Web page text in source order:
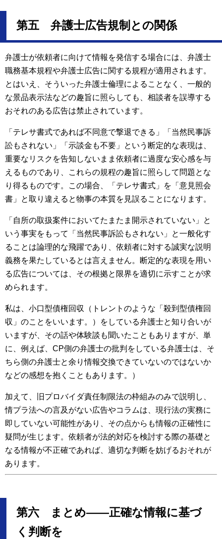
第五 弁護士広告規制との関係
弁護士が依頼者に向けて情報を発信する場合には、弁護士
職務基本規程や弁護士広告に関する規程が適用されます。
とはいえ、そういった弁護士倫理によることなく、一般的
な景品表示法などの趣旨に照らしても、相談者を誤導する
おそれのある広告は禁止されています。
「テレサ書式であれば不同意で撃退できる」「当然民事訴
訟もされない」「示談金も不要」という断定的な表現は、
重要なリスクを告知しないまま依頼者に過度な安心感を与
えるものであり、これらの規程の趣旨に照らして問題とな
り得るものです。この場合、「テレサ書式」を「意見照会
書」と取り違えると物事の本質を見誤ることになります。
「自所の取扱案件においてたまたま開示されていない」と
いう事実をもって「当然民事訴訟もされない」と一般化す
ることは論理的な飛躍であり、依頼者に対する誠実な説明
義務を果たしているとは言えません。断定的な表現を用い
る広告については、その根拠と限界を適切に示すことが求
められます。
私は、小口型債権回収（トレントのような「殺到型債権回
収」のことをいいます。）をしている弁護士と知り合いが
いますが、その話や体験談も聞いたこともありますが、単
に、例えば、CP側の弁護士の批判をしている弁護士は、そ
ちら側の弁護士と余り情報交換できていないのではないか
などの感想を抱くこともあります。）
加えて、旧プロバイダ責任制限法の枠組みのみで説明し、
情プラ法への言及がない広告やコラムは、現行法の実務に
即していない可能性があり、その点からも情報の正確性に
疑問が生じます。依頼者が法的対応を検討する際の基礎と
なる情報が不正確であれば、適切な判断を妨げるおそれが
あります。
第六 まとめ――正確な情報に基づ
く判断を